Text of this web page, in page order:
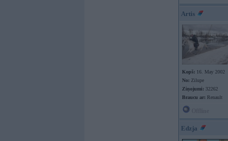
Artis
Kopš: 16. May 2002
No: Zilupe
Ziņojumi: 32262
Braucu ar: Renault
Edzja